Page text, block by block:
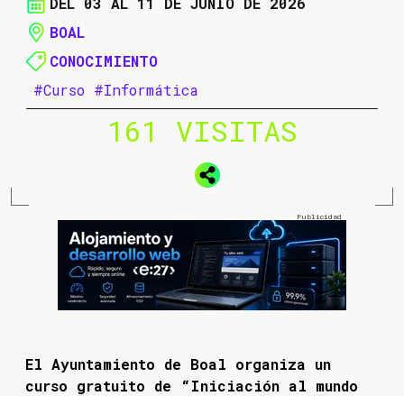
BOAL
CONOCIMIENTO
#Curso #Informática
161 VISITAS
El Ayuntamiento de Boal organiza un
curso gratuito de “Iniciación al mundo